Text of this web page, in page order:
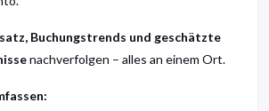
Buchungstrends und geschätzte
nachverfolgen – alles an einem Ort.